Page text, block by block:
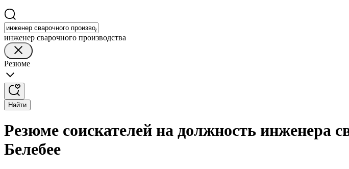
инженер сварочного производства
Резюме
Найти
Резюме соискателей на должность инженера
Белебее